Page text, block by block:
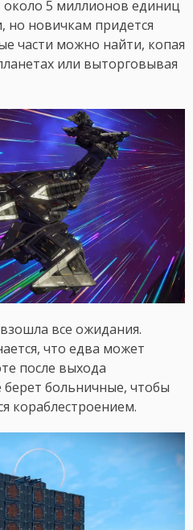
5 миллионов единиц
но новичкам придется
части можно найти, копая
или выторговывая
все ожидания.
что едва может
после выхода
больничные, чтобы
кораблестроением.